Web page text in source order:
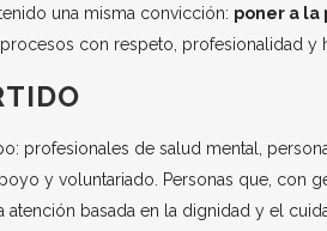
una misma convicción: poner a la
con respeto, profesionalidad y
profesionales de salud mental,
y voluntariado. Personas que, con
basada en la dignidad y el